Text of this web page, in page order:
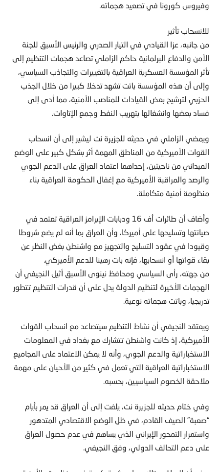
وفيروس كورونا في تصعيد هجماته.
للانسحاب تأثير
من جانبه، عزا القيادي في التيار الصدري والرئيس الأسبق للجنة
الأمن والدفاع البرلمانية حاكم الزاملي تصاعد هجمات التنظيم إلى
تأثر المؤسسة العسكرية العراقية بالتغييرات والتجاذب السياسي،
وإلى أن هذه المؤسسة باتت تشهد تدخلا كبيرا من خلال الجذب
الحزبي لترشيح بعض القيادات للمناصب الأمنية، مما أدى إلى
فساد بعضها وانشغالها بتهريب النفط وجمع الإتاوات.
ويمضي الزاملي في حديثه للجزيرة نت ليشير إلى أن انسحاب
القوات الأميركية من المناطق المهمة أثر بشكل كبير على الوضع
الميداني من ناحيتين، إحداهما اعتماد العراق على الدعم الجوي
والرصد والمراقبة الأميركية مع إغفال الحكومة العراقية بناء
منظومة أمنية متكاملة.
وأضاف أن طائرات أف 16 ودبابات الإبرامز العراقية تعتمد في
صيانتها وتسليحها على أميركا، وأن العراق بما أنه لم يضع شروطا
وقيودا في عقود التسليح والتجهيز مع واشنطن بغض النظر عن
بقاء قواتها أو انسحابها، فإنه بات رهينا للدعم الأميركي.
من جهته، رأى السياسي ومحافظ نينوى الأسبق أثيل النجيفي أن
الهجمات الأخيرة لتنظيم الدولة يدل على أن قدرات التنظيم تتطور
تدريجيا، وباتت هجماته نوعية.
ويعتقد النجيفي أن نشاط التنظيم سيتصاعد مع انسحاب القوات
الأميركية، إذ كانت واشنطن تتشارك مع بغداد في المعلومات
الاستخباراتية والدعم الجوي، وأنه لا يمكن الاعتماد على المجاميع
الاستخباراتية العراقية التي تعمل في كثير من الأحيان على مهمة
ملاحقة الخصوم السياسيين، بحسبه.
وفي ختام حديثه للجزيرة نت، يلفت إلى أن العراق قد يمر بأيام
“صعبة” الصيف القادم، في ظل الوضع الاقتصادي المتدهور
واستمرار التمحور الإيراني الذي يساهم في عدم حصول العراق
على دعم التحالف الدولي، وفق النجيفي.